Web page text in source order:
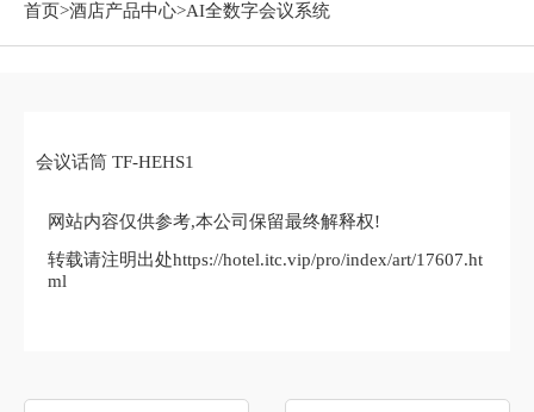
首页>酒店产品中心>AI全数字会议系统
会议话筒 TF-HEHS1
网站内容仅供参考,本公司保留最终解释权!
转载请注明出处https://hotel.itc.vip/pro/index/art/17607.ht
ml